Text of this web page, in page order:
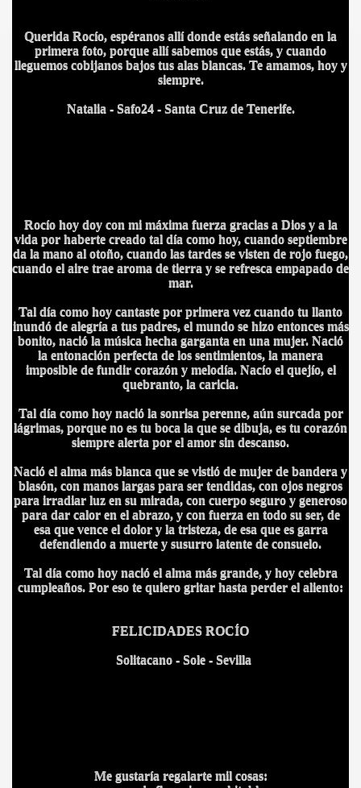
Querida Rocío, espéranos allí donde estás señalando en la
primera foto, porque allí sabemos que estás, y cuando
lleguemos cobijanos bajos tus alas blancas. Te amamos, hoy y
siempre.
Natalia - Safo24 - Santa Cruz de Tenerife.
Rocío hoy doy con mi máxima fuerza gracias a Dios y a la
vida por haberte creado tal día como hoy, cuando septiembre
da la mano al otoño, cuando las tardes se visten de rojo fuego,
cuando el aire trae aroma de tierra y se refresca empapado de
mar.
Tal día como hoy cantaste por primera vez cuando tu llanto
inundó de alegría a tus padres, el mundo se hizo entonces más
bonito, nació la música hecha garganta en una mujer. Nació
la entonación perfecta de los sentimientos, la manera
imposible de fundir corazón y melodía. Nacío el quejío, el
quebranto, la caricia.
Tal día como hoy nació la sonrisa perenne, aún surcada por
lágrimas, porque no es tu boca la que se dibuja, es tu corazón
siempre alerta por el amor sin descanso.
Nació el alma más blanca que se vistió de mujer de bandera y
blasón, con manos largas para ser tendidas, con ojos negros
para irradiar luz en su mirada, con cuerpo seguro y generoso
para dar calor en el abrazo, y con fuerza en todo su ser, de
esa que vence el dolor y la tristeza, de esa que es garra
defendiendo a muerte y susurro latente de consuelo.
Tal día como hoy nació el alma más grande, y hoy celebra
cumpleaños. Por eso te quiero gritar hasta perder el aliento:
FELICIDADES ROCÍO
Solitacano - Sole - Sevilla
Me gustaría regalarte mil cosas: